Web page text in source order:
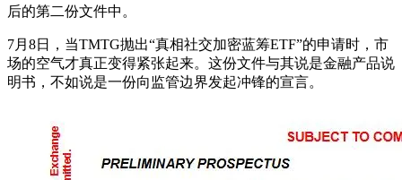
后的第二份文件中。
7月8日，当TMTG抛出“真相社交加密蓝筹ETF”的申请时，市
场的空气才真正变得紧张起来。这份文件与其说是金融产品说
明书，不如说是一份向监管边界发起冲锋的宣言。